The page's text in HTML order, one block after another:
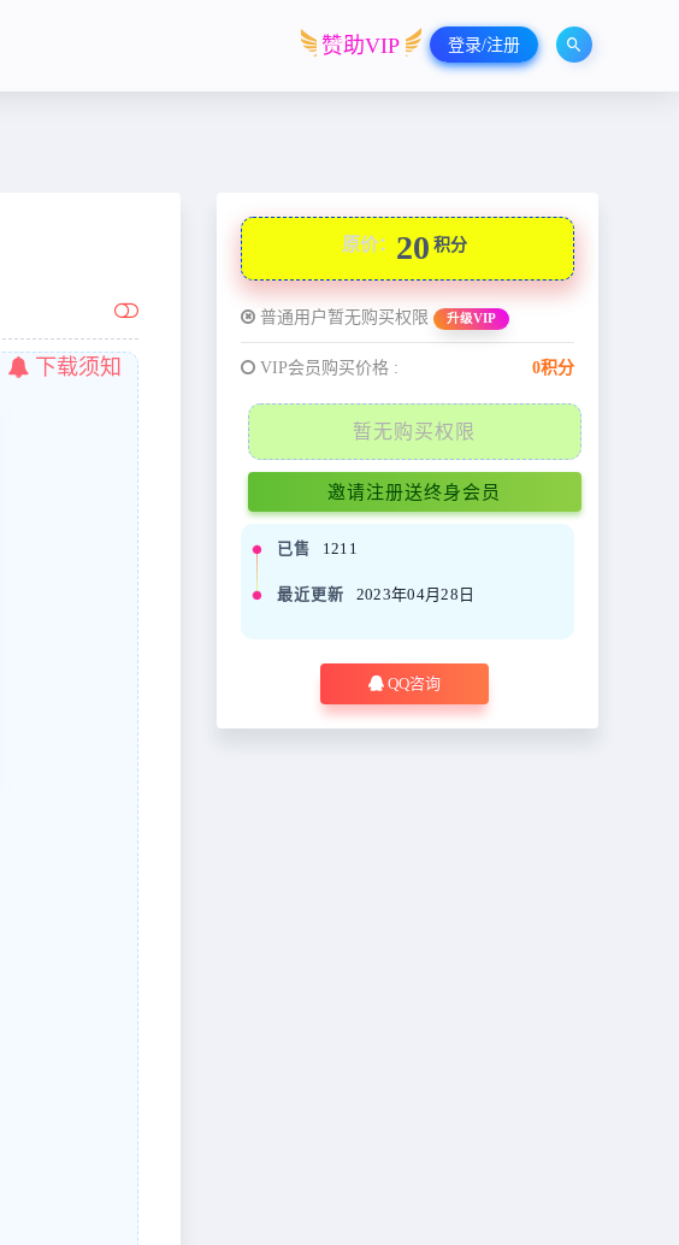
赞助VIP 登录/注册
下载须知
原价： 20 积分
普通用户暂无购买权限 升级VIP
VIP会员购买价格 : 0积分
暂无购买权限
邀请注册送终身会员
已售 1211
最近更新 2023年04月28日
QQ咨询